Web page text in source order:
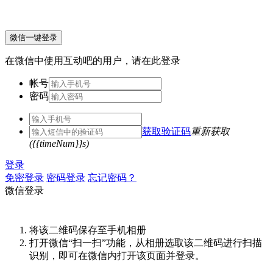
微信一键登录
在微信中使用互动吧的用户，请在此登录
帐号
密码
获取验证码重新获取
({{timeNum}}s)
登录
免密登录 密码登录 忘记密码？
微信登录
将该二维码保存至手机相册
打开微信“扫一扫”功能，从相册选取该二维码进行扫描
识别，即可在微信内打开该页面并登录。